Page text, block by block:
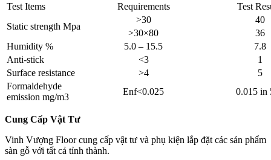
Test Items Requirements
Test
Static strength Mpa
>30
40
>30×80
36
Humidity %
5.0 – 15.5
7.8
Anti-stick
<3
1
Surface resistance
>4
5
Formaldehyde
emission mg/m3
Enf<0.025 0.015 in
Cung Cấp Vật Tư
Vinh Vượng Floor cung cấp vật tư và phụ kiện lắp đặt các sản phẩm
sàn gỗ với tất cả tỉnh thành.